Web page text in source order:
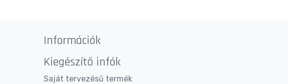
Információk
Kiegészítő infók
Saját tervezésű termék